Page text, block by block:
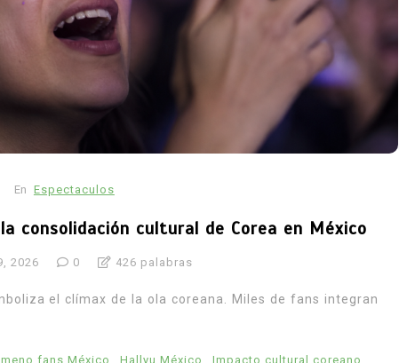
En Espectaculos
consolidación cultural de Corea en México
2026 0 426 palabras
el clímax de la ola coreana. Miles de fans integran
fans México Hallyu México Impacto cultural coreano
las
Estados Principal
David Monreal vincula campo,
seguridad y paz para Zacatecas
610 palabras
campo zacatecano
David Monreal